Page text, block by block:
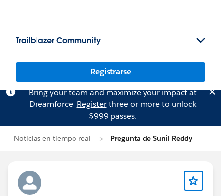
Trailblazer Community
Registrarse
Bring your team and maximize your impact at
Dreamforce. Registerthree or more to unlock
$999 passes.
Noticias en tiempo real Pregunta de Sunil Reddy